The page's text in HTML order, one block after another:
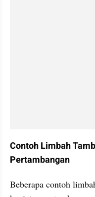
Contoh Limbah
Pertambangan
Beberapa contoh